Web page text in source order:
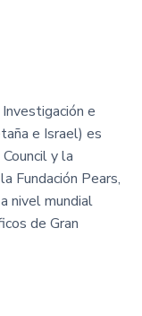
e
e Israel) es
y la
Fundación Pears,
nivel mundial
de Gran